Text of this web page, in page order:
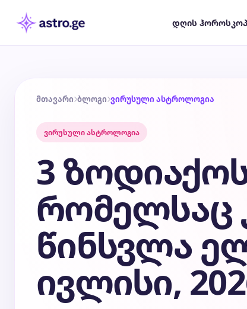
დღის
მთავარი ბლოგი ვირუსული ასტროლოგია
ვირუსული ასტროლოგია
3
რომელსაც
წინსვლა
ივლისი,